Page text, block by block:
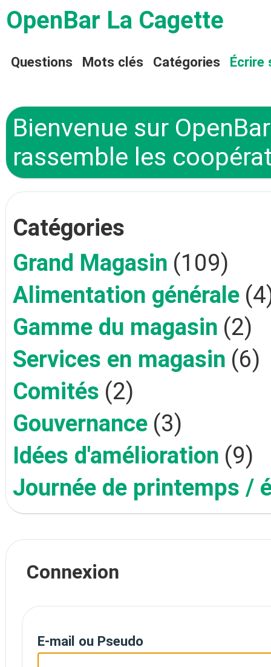
OpenBar La Cagette
Questions Mots clés Catégories Écrire
Bienvenue sur
rassemble les
Catégories
Grand Magasin (109)
Alimentation générale
Gamme du magasin (2)
Services en magasin (6)
Comités (2)
Gouvernance (3)
Idées d'amélioration (9)
Journée de printemps /
Connexion
E-mail ou Pseudo